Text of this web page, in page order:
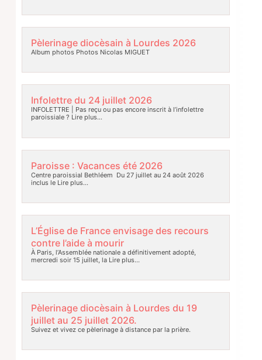
Pèlerinage diocèsain à Lourdes 2026
Album photos Photos Nicolas MIGUET
Infolettre du 24 juillet 2026
INFOLETTRE | Pas reçu ou pas encore inscrit à l’infolettre
paroissiale ? Lire plus…
Paroisse : Vacances été 2026
Centre paroissial Bethléem Du 27 juillet au 24 août 2026
inclus leLire plus…
L’Église de France envisage des recours
contre l’aide à mourir
À Paris, l’Assemblée nationale a définitivement adopté,
mercredi soir 15 juillet, laLire plus…
Pèlerinage diocèsain à Lourdes du 19
juillet au 25 juillet 2026.
Suivez et vivez ce pèlerinage à distance par la prière.